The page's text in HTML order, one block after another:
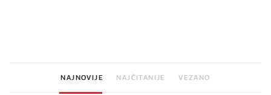
NAJNOVIJE NAJČITANIJE VEZANO